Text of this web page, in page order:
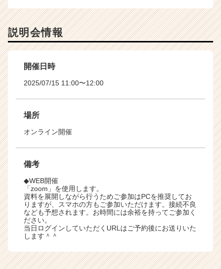
説明会情報
開催日時
2025/07/15 11:00〜12:00
場所
オンライン開催
備考
◆WEB開催
「zoom」を使用します。
資料を展開しながら行うためご参加はPCを推奨してお
りますが、スマホの方もご参加いただけます。接続不良
なども予想されます。お時間には余裕を持ってご参加く
ださい。
当日ログインしていただくURLはご予約後にお送りいた
します＾＾